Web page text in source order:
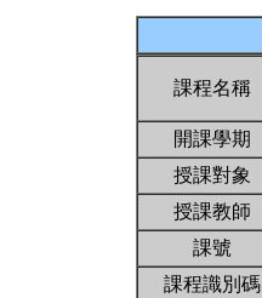
課程名稱
開課學期
授課對象
授課教師
課號
課程識別碼